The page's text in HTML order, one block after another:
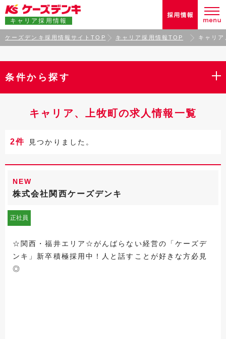
キャリア採用情報
ケーズデンキ採用情報サイトTOP キャリア採用情報TOP キャリ
条件から探す
キャリア、上牧町の求人情報一覧
2件 見つかりました。
NEW
株式会社関西ケーズデンキ
正社員
☆関西・福井エリア☆がんばらない経営の「ケーズデ
ンキ」新卒積極採用中！人と話すことが好きな方必見
◎